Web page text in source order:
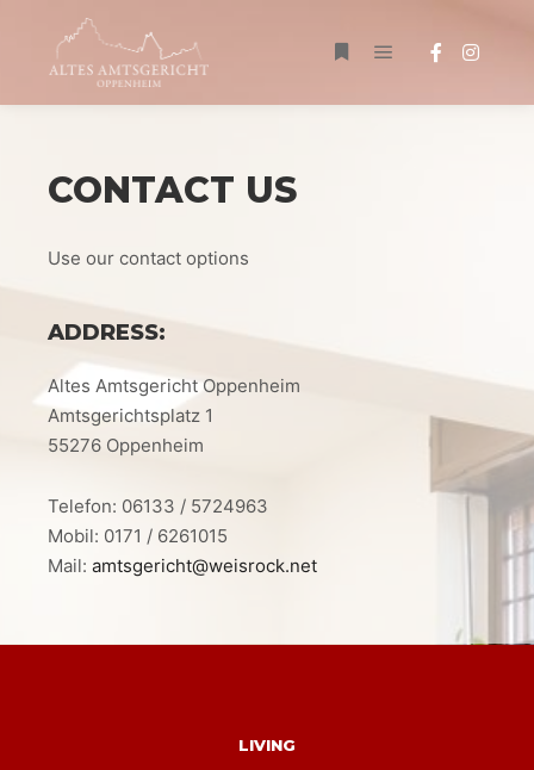
CONTACT US
Use our contact options
ADDRESS:
Altes Amtsgericht Oppenheim
Amtsgerichtsplatz 1
55276 Oppenheim
Telefon: 06133 / 5724963
Mobil: 0171 / 6261015
Mail: amtsgericht@weisrock.net
LIVING